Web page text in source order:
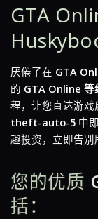
GTA
厌倦了在 GTA
的 GTA Online 等
程，让您直达游
theft-auto-5 中
趣投资，立即告别
您的优质
括：